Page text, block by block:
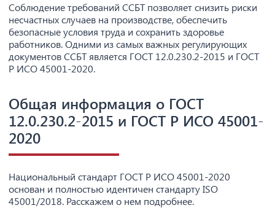
Соблюдение требований ССБТ позволяет снизить риски
несчастных случаев на производстве, обеспечить
безопасные условия труда и сохранить здоровье
работников. Одними из самых важных регулирующих
документов ССБТ является ГОСТ 12.0.230.2-2015 и ГОСТ
Р ИСО 45001-2020.
Общая информация о ГОСТ
12.0.230.2-2015 и ГОСТ Р ИСО 45001-
2020
Национальный стандарт ГОСТ Р ИСО 45001-2020
основан и полностью идентичен стандарту ISO
45001/2018. Расскажем о нем подробнее.